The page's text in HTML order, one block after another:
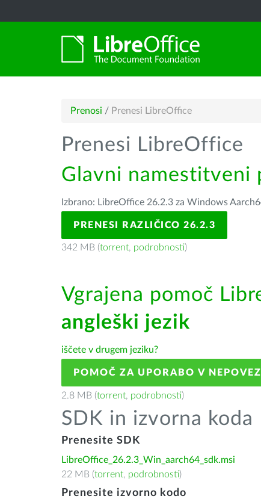
Prenosi / Prenesi LibreOffice
Prenesi LibreOffice
Glavni namestitveni
Izbrano: LibreOffice 26.2.3 za Windows
PRENESI RAZLIČICO 26.2.3
342 MB (torrent, podrobnosti)
Vgrajena pomoč
angleški jezik
iščete v drugem jeziku?
POMOČ ZA UPORABO V
2.8 MB (torrent, podrobnosti)
SDK in izvorna koda
Prenesite SDK
LibreOffice_26.2.3_Win_aarch64_sdk.msi
22 MB (torrent, podrobnosti)
Prenesite izvorno kodo